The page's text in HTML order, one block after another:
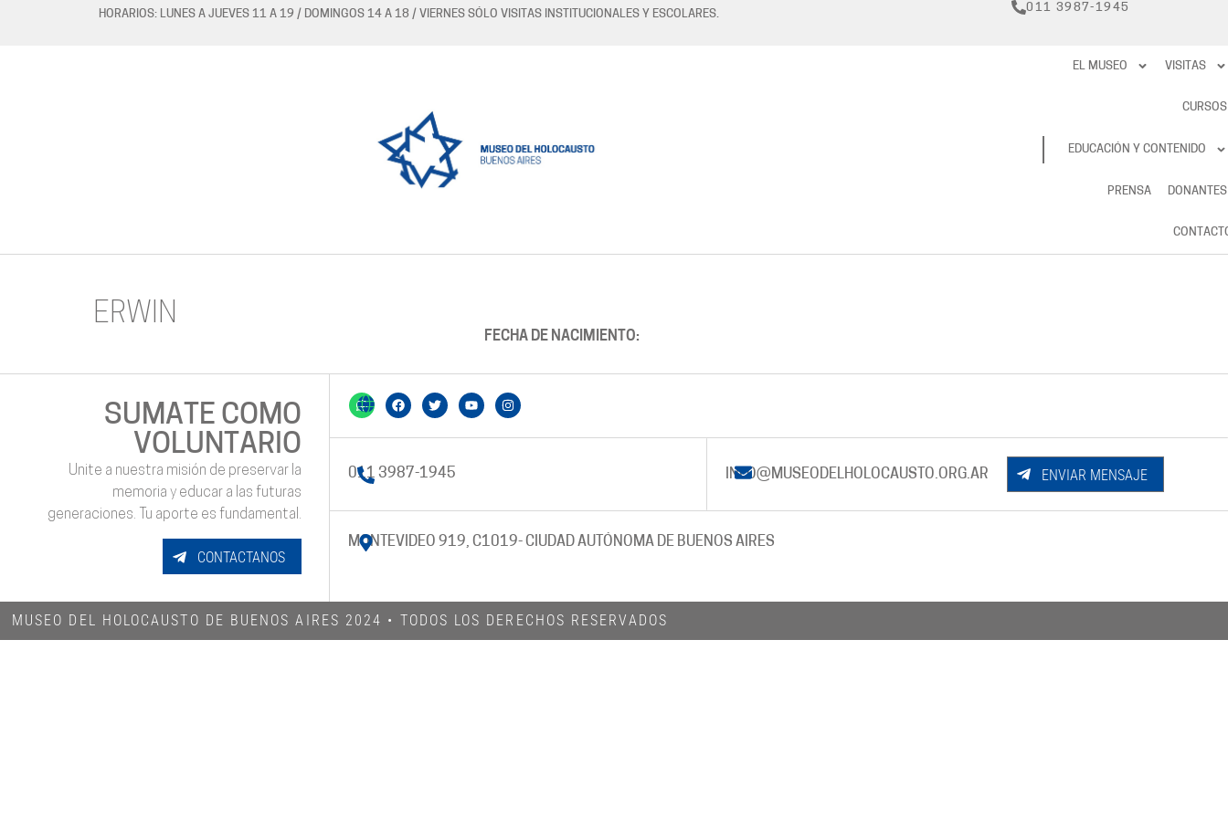
HORARIOS: LUNES A JUEVES 11 A 19 / DOMINGOS 14 A 18 / VIERNES SÓLO VISITAS INSTITUCIONALES Y ESCOLARES.
011 3987-1945
RESERVAS
EL MUSEO VISITAS
CURSOS
EDUCACIÓN Y CONTENIDO
PRENSA DONANTES
ERWIN
FECHA DE NACIMIENTO:
SUMATE COMO
VOLUNTARIO
Unite a nuestra misión de preservar la
memoria y educar a las futuras
generaciones. Tu aporte es fundamental.
CONTACTANOS
011 3987-1945 INFO@MUSEODELHOLOCAUSTO.ORG.AR ENVIAR MENSAJE
MONTEVIDEO 919, C1019- CIUDAD AUTÓNOMA DE BUENOS AIRES
MUSEO DEL HOLOCAUSTO DE BUENOS AIRES 2024​ • TODOS LOS DERECHOS RESERVADOS